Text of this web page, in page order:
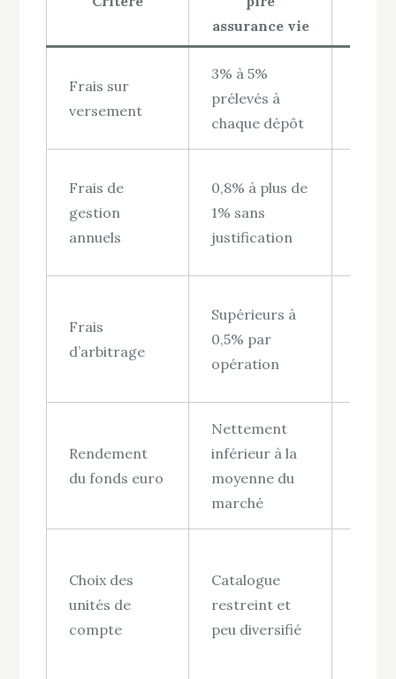
assurance vie
Frais sur
versement
3% à 5%
prélevés à
chaque dépôt
Frais de
gestion
annuels
0,8% à plus de
1% sans
justification
Frais
d’arbitrage
Supérieurs à
0,5% par
opération
Rendement
du fonds euro
Nettement
inférieur à la
moyenne du
marché
Choix des
unités de
compte
Catalogue
restreint et
peu diversifié